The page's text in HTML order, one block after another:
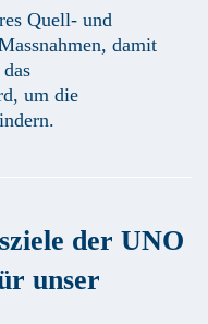
Quell- und
damit
um die
der UNO
unser